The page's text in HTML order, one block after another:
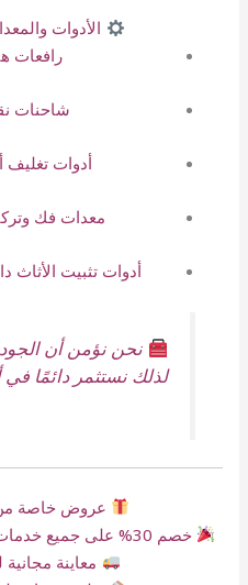
الأدوات
رافعات
شاحنات
أدوات تغليف
معدات فك
أدوات تثبيت الأثاث
نحن نؤمن أن
لذلك نستثمر دائمًا في
عروض خاصة من
خصم 30% على جميع خدمات نقل الأثاث داخل وخارج برماح.
معاينة